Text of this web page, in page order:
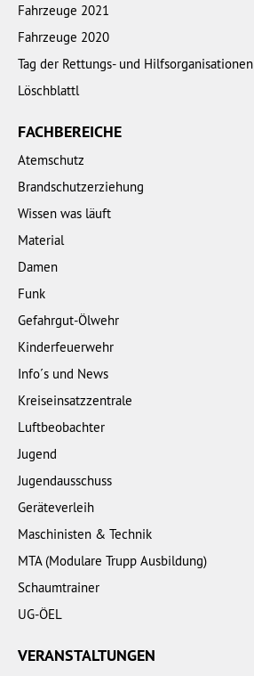
Fahrzeuge 2021
Fahrzeuge 2020
Tag der Rettungs- und Hilfsorganisationen
Löschblattl
FACHBEREICHE
Atemschutz
Brandschutzerziehung
Wissen was läuft
Material
Damen
Funk
Gefahrgut-Ölwehr
Kinderfeuerwehr
Info´s und News
Kreiseinsatzzentrale
Luftbeobachter
Jugend
Jugendausschuss
Geräteverleih
Maschinisten & Technik
MTA (Modulare Trupp Ausbildung)
Schaumtrainer
UG-ÖEL
VERANSTALTUNGEN